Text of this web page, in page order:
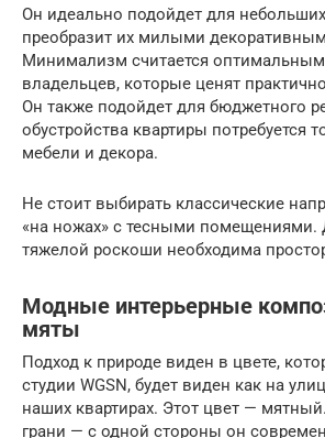
Он идеально подойдет для
преобразит их милыми
Минимализм считается
владельцев, которые ценят
Он также подойдет для бюджетного
обустройства квартиры потребуется
мебели и декора.
Не стоит выбирать классические
«на ножах» с тесными
тяжелой роскоши необходима
Модные интерьерные
мяты
Подход к природе виден в цвете,
студии WGSN, будет виден как на
наших квартирах. Этот цвет —
грани — с одной стороны он